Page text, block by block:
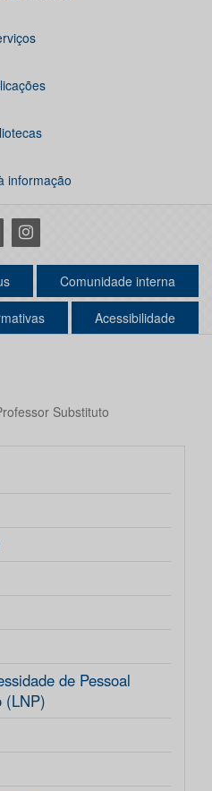
informação
Instagram
Comunidade interna
Acessibilidade
Substituto
de Pessoal
(LNP)